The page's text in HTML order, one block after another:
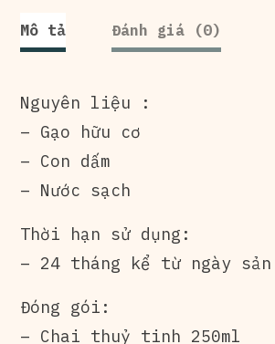
Mô tả Đánh giá (0)
Nguyên liệu :
– Gạo hữu cơ
– Con dấm
– Nước sạch
Thời hạn sử dụng:
– 24 tháng kể từ ngày
Đóng gói:
– Chai thuỷ tinh 250ml